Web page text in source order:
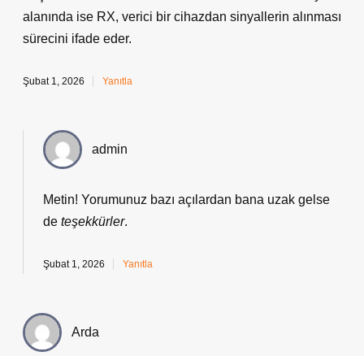
alanında ise RX, verici bir cihazdan sinyallerin alınması
sürecini ifade eder.
Şubat 1, 2026 Yanıtla
admin
Metin! Yorumunuz bazı açılardan bana uzak gelse
de teşekkürler.
Şubat 1, 2026 Yanıtla
Arda